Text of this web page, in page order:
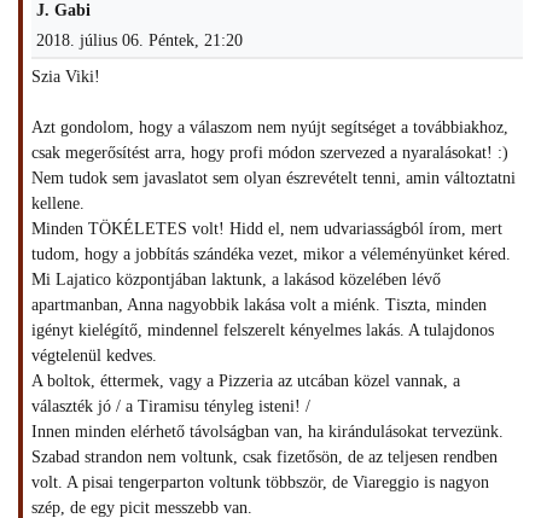
J. Gabi
2018. július 06. Péntek, 21:20
Szia Viki!
Azt gondolom, hogy a válaszom nem nyújt segítséget a továbbiakhoz,
csak megerősítést arra, hogy profi módon szervezed a nyaralásokat! :)
Nem tudok sem javaslatot sem olyan észrevételt tenni, amin változtatni
kellene.
Minden TÖKÉLETES volt! Hidd el, nem udvariasságból írom, mert
tudom, hogy a jobbítás szándéka vezet, mikor a véleményünket kéred.
Mi Lajatico központjában laktunk, a lakásod közelében lévő
apartmanban, Anna nagyobbik lakása volt a miénk. Tiszta, minden
igényt kielégítő, mindennel felszerelt kényelmes lakás. A tulajdonos
végtelenül kedves.
A boltok, éttermek, vagy a Pizzeria az utcában közel vannak, a
választék jó / a Tiramisu tényleg isteni! /
Innen minden elérhető távolságban van, ha kirándulásokat tervezünk.
Szabad strandon nem voltunk, csak fizetősön, de az teljesen rendben
volt. A pisai tengerparton voltunk többször, de Viareggio is nagyon
szép, de egy picit messzebb van.